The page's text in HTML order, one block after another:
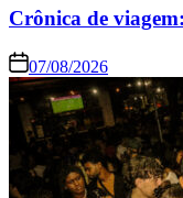
Crônica de
07/08/2026